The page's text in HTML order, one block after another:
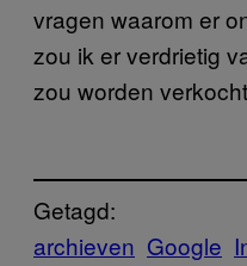
vragen waarom er
zou ik er verdrietig
zou worden
Getagd:
archieven Google